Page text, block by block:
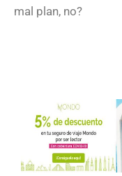
mal plan, no?